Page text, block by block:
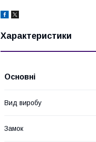
Характеристики
Основні
Вид виробу
Замок